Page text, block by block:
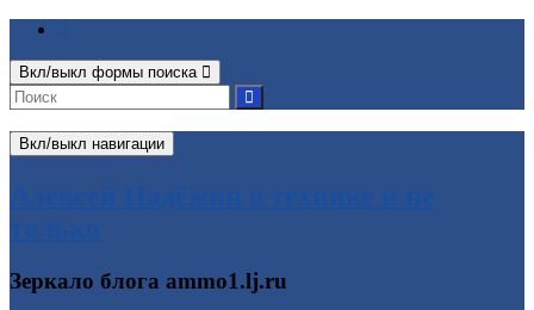
Вкл/выкл формы поиска
Вкл/выкл навигации
Алексей Надёжин о технике и не
только
Зеркало блога ammo1.lj.ru